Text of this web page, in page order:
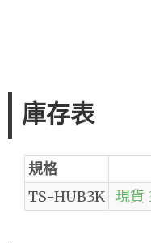
庫存表
規格
TS-HUB3K 現貨